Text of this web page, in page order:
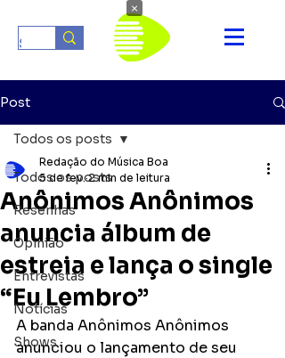
Post
Todos os posts
Resenhas
Opinião
Entrevistas
Notícias
Shows
Todos os posts
Anônimos Anônimos
anuncia álbum de
estreia e lança o single
“Eu Lembro”
Redação do Música Boa
5 de fev. 2 min de leitura
A banda Anônimos Anônimos
anunciou o lançamento de seu
×